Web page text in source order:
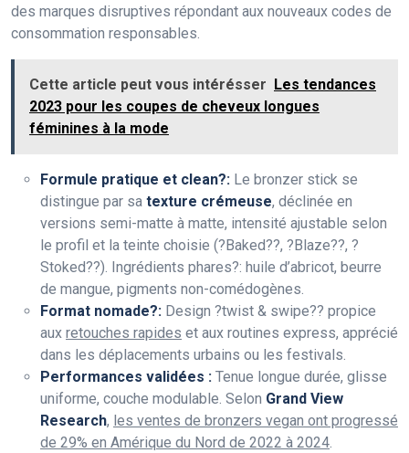
des marques disruptives répondant aux nouveaux codes de
consommation responsables.
Cette article peut vous intérésser
Les tendances
2023 pour les coupes de cheveux longues
féminines à la mode
Formule pratique et clean?: Le bronzer stick se
distingue par sa texture crémeuse, déclinée en
versions semi-matte à matte, intensité ajustable selon
le profil et la teinte choisie (?Baked??, ?Blaze??, ?
Stoked??). Ingrédients phares?: huile d’abricot, beurre
de mangue, pigments non-comédogènes.
Format nomade?: Design ?twist & swipe?? propice
aux retouches rapides et aux routines express, apprécié
dans les déplacements urbains ou les festivals.
Performances validées : Tenue longue durée, glisse
uniforme, couche modulable. Selon Grand View
Research, les ventes de bronzers vegan ont progressé
de 29% en Amérique du Nord de 2022 à 2024.